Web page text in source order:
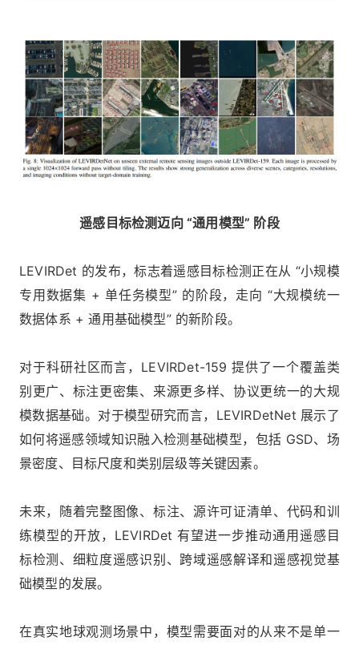
遥感目标检测迈向 “通用模型” 阶段
LEVIRDet 的发布，标志着遥感目标检测正在从 “小规模
专用数据集 + 单任务模型” 的阶段，走向 “大规模统一
数据体系 + 通用基础模型” 的新阶段。
对于科研社区而言，LEVIRDet-159 提供了一个覆盖类
别更广、标注更密集、来源更多样、协议更统一的大规
模数据基础。对于模型研究而言，LEVIRDetNet 展示了
如何将遥感领域知识融入检测基础模型，包括 GSD、场
景密度、目标尺度和类别层级等关键因素。
未来，随着完整图像、标注、源许可证清单、代码和训
练模型的开放，LEVIRDet 有望进一步推动通用遥感目
标检测、细粒度遥感识别、跨域遥感解译和遥感视觉基
础模型的发展。
在真实地球观测场景中，模型需要面对的从来不是单一